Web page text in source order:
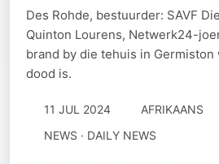
Des Rohde, bestuurder: SAVF
Quinton Lourens, Netwerk24-
brand by die tehuis in
dood is.
11 JUL 2024 AFRIKAANS
NEWS · DAILY NEWS